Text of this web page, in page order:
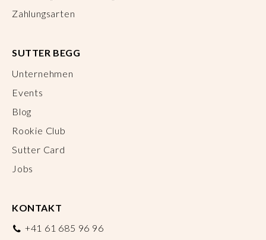
Zahlungsarten
SUTTER BEGG
Unternehmen
Events
Blog
Rookie Club
Sutter Card
Jobs
KONTAKT
+41 61 685 96 96